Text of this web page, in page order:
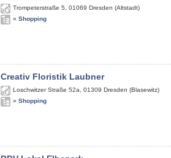
Trompeterstraße 5 01069 Dresden (Altstadt)
» Shopping
Creativ Floristik Laubner
Loschwitzer Straße 52a 01309 Dresden (Blasewitz)
» Shopping